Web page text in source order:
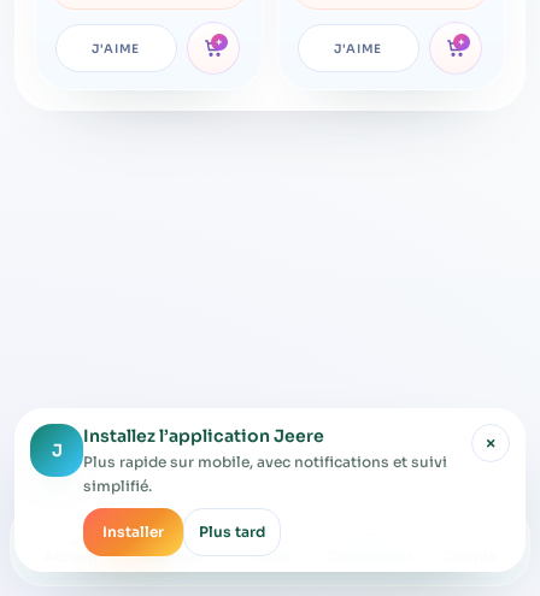
J
Installez l’application Jeere
Plus rapide sur mobile, avec notifications et suivi
simplifié.
Installer Plus tard
×
J'AIME + J'AIME +
Accueil Boutique Panier